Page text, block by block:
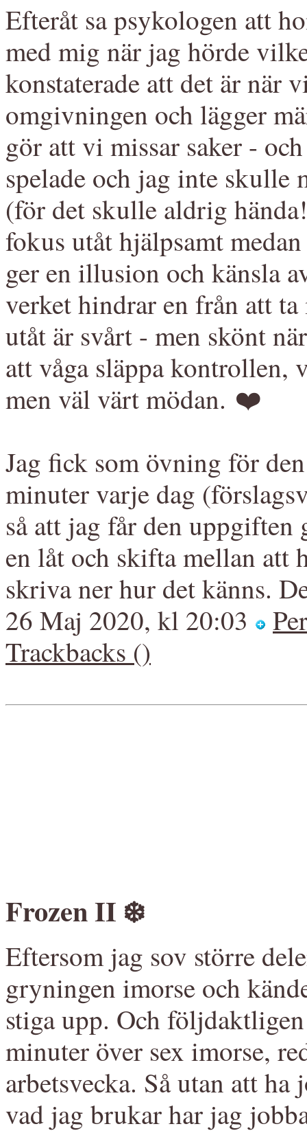
Efteråt sa psykologen att
med mig när jag hörde
konstaterade att det är när
omgivningen och lägger
gör att vi missar saker -
spelade och jag inte skulle
(för det skulle aldrig
fokus utåt hjälpsamt
ger en illusion och känsla
verket hindrar en från att
utåt är svårt - men skönt
att våga släppa kontrollen,
men väl värt mödan. ❤️
Jag fick som övning för
minuter varje dag
så att jag får den
en låt och skifta mellan att
skriva ner hur det känns.
26 Maj 2020, kl 20:03
Trackbacks ()
Frozen II ❄️
Eftersom jag sov större
gryningen imorse och
stiga upp. Och
minuter över sex imorse,
arbetsvecka. Så utan att ha
vad jag brukar har jag